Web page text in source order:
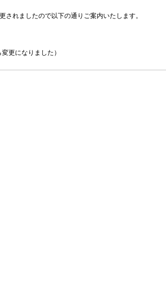
されましたので以下の通りご案内いたします。
更になりました）